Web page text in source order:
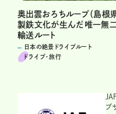
奥出雲おろちループ（島根県
製鉄文化が生んだ唯一無
輸送ルート
日本の絶景ドライブルート
ドライブ･旅行
ブ